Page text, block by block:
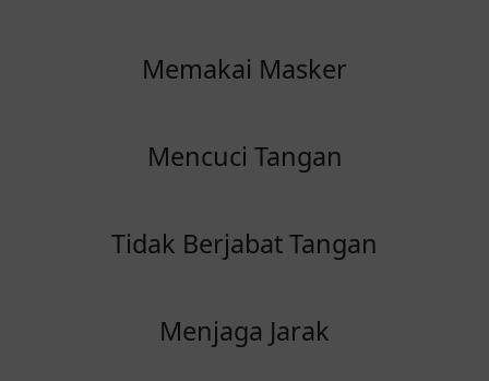
acara sakralmu
ALHAMDULILAH HIROBIL ALAMIN.
SENANTIASA KAMI DOAKAN SEMOGA LANCAR
AAMIIN.
Selamat Langgeng dan Cindy... Didoakan
menjadi keluarga yang terus saling
Memakai Masker
Mencuci Tangan
Tidak Berjabat Tangan
Menjaga Jarak